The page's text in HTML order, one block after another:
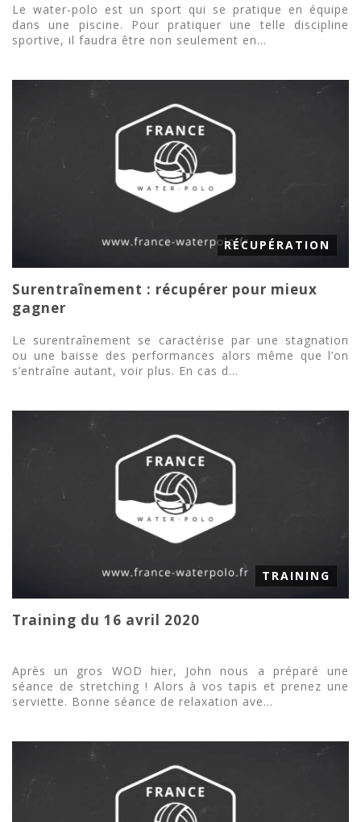
Le water-polo est un sport qui se pratique en équipe
dans une piscine. Pour pratiquer une telle discipline
sportive, il faudra être non seulement en...
RÉCUPÉRATION
Surentraînement : récupérer pour mieux
gagner
Le surentraînement se caractérise par une stagnation
ou une baisse des performances alors même que l’on
s’entraîne autant, voir plus. En cas d...
TRAINING
Training du 16 avril 2020
Après un gros WOD hier, John nous a préparé une
séance de stretching ! Alors à vos tapis et prenez une
serviette. Bonne séance de relaxation ave...